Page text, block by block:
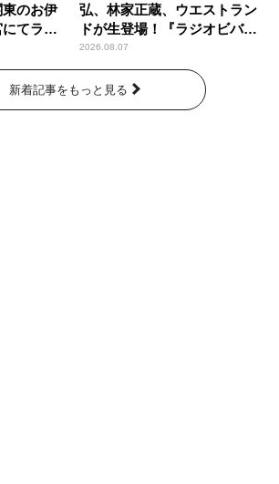
のお伊
てラン
弘、林家正蔵、ウエストラン
ドが生登場！『ラジオビバリ
ー昼ズ』
2026.08.07
新着記事をもっと見る